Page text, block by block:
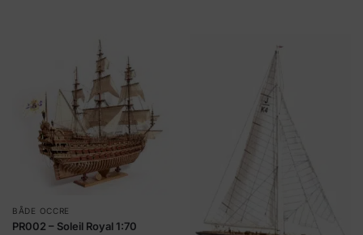
BÅDE OCCRE
PR002 – Soleil Royal 1:70